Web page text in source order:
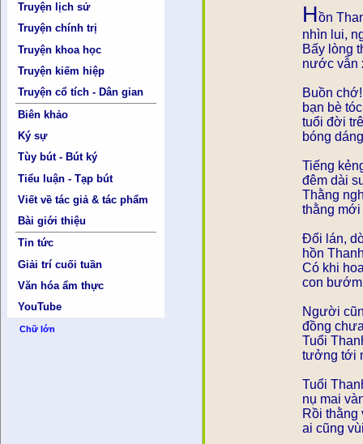
Truyện lịch sử
Truyện chính trị
Truyện khoa học
Truyện kiếm hiệp
Truyện cổ tích - Dân gian
Biên khảo
Ký sự
Tùy bút - Bút ký
Tiểu luận - Tạp bút
Viết về tác giả & tác phẩm
Bài giới thiệu
Tin tức
Giải trí cuối tuần
Văn hóa ẩm thực
YouTube
Chữ lớn
Hồn
nhìn lui,
Bấy lòng
nước vẫn
Buồn
bạn bè
tuổi đời
bóng
Tiếng
đêm dài
Thằng
thằng mới
Đổi lán,
hồn
Có khi
con
Người
đồng
Tuổi
tưởng tới
Tuổi
nụ mai
Rồi
ai cũng